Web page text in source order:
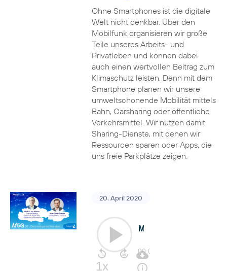
Ohne Smartphones ist die digitale
Welt nicht denkbar. Über den
Mobilfunk organisieren wir große
Teile unseres Arbeits- und
Privatleben und können dabei
auch einen wertvollen Beitrag zum
Klimaschutz leisten. Denn mit dem
Smartphone planen wir unsere
umweltschonende Mobilität mittels
Bahn, Carsharing oder öffentliche
Verkehrsmittel. Wir nutzen damit
Sharing-Dienste, mit denen wir
Ressourcen sparen oder Apps, die
uns freie Parkplätze zeigen.
20. April 2020